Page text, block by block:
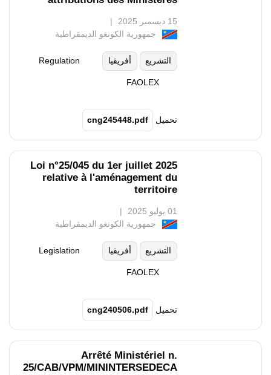
15 ديسمبر 2025
جمهورية الكونغو الديمقراطية
التشريع أفريقيا Regulation
FAOLEX
تحميل cng245448.pdf
Loi n°25/045 du 1er juillet 2025
relative à l'aménagement du
territoire
01 يوليو 2025
جمهورية الكونغو الديمقراطية
التشريع أفريقيا Legislation
FAOLEX
تحميل cng240506.pdf
Arrêté Ministériel n.
25/CAB/VPM/MININTERSEDECA